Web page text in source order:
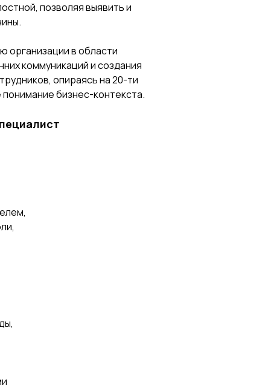
позволяя выявить и
организации в области
коммуникаций и создания
опираясь на 20-ти
бизнес-контекста.